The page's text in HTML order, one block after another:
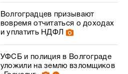
Волгоградцев призывают
вовремя отчитаться о доходах
и уплатить НДФЛ
УФСБ и полиция в Волгограде
уложили на землю взломщиков